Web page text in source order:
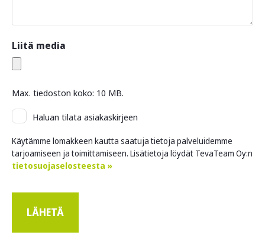
Liitä media
Max. tiedoston koko: 10 MB.
Asiakaskirje
Haluan tilata asiakaskirjeen
Käytämme lomakkeen kautta saatuja tietoja palveluidemme
tarjoamiseen ja toimittamiseen. Lisätietoja löydät TevaTeam Oy:n
tietosuojaselosteesta »